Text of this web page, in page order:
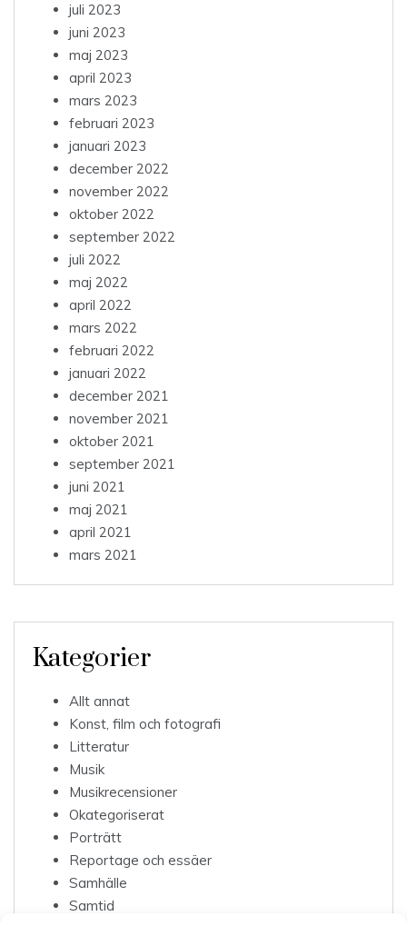
juli 2023
juni 2023
maj 2023
april 2023
mars 2023
februari 2023
januari 2023
december 2022
november 2022
oktober 2022
september 2022
juli 2022
maj 2022
april 2022
mars 2022
februari 2022
januari 2022
december 2021
november 2021
oktober 2021
september 2021
juni 2021
maj 2021
april 2021
mars 2021
Kategorier
Allt annat
Konst, film och fotografi
Litteratur
Musik
Musikrecensioner
Okategoriserat
Porträtt
Reportage och essäer
Samhälle
Samtid